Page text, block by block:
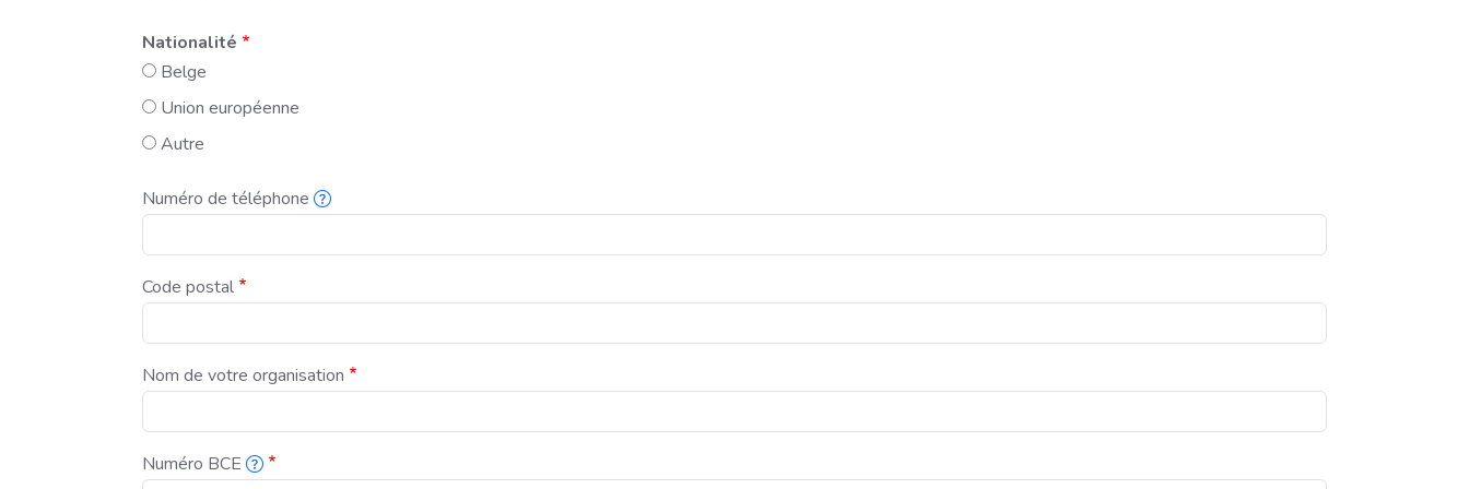
Nationalité
Belge
Union européenne
Autre
Numéro de téléphone
Code postal
Nom de votre organisation
Numéro BCE